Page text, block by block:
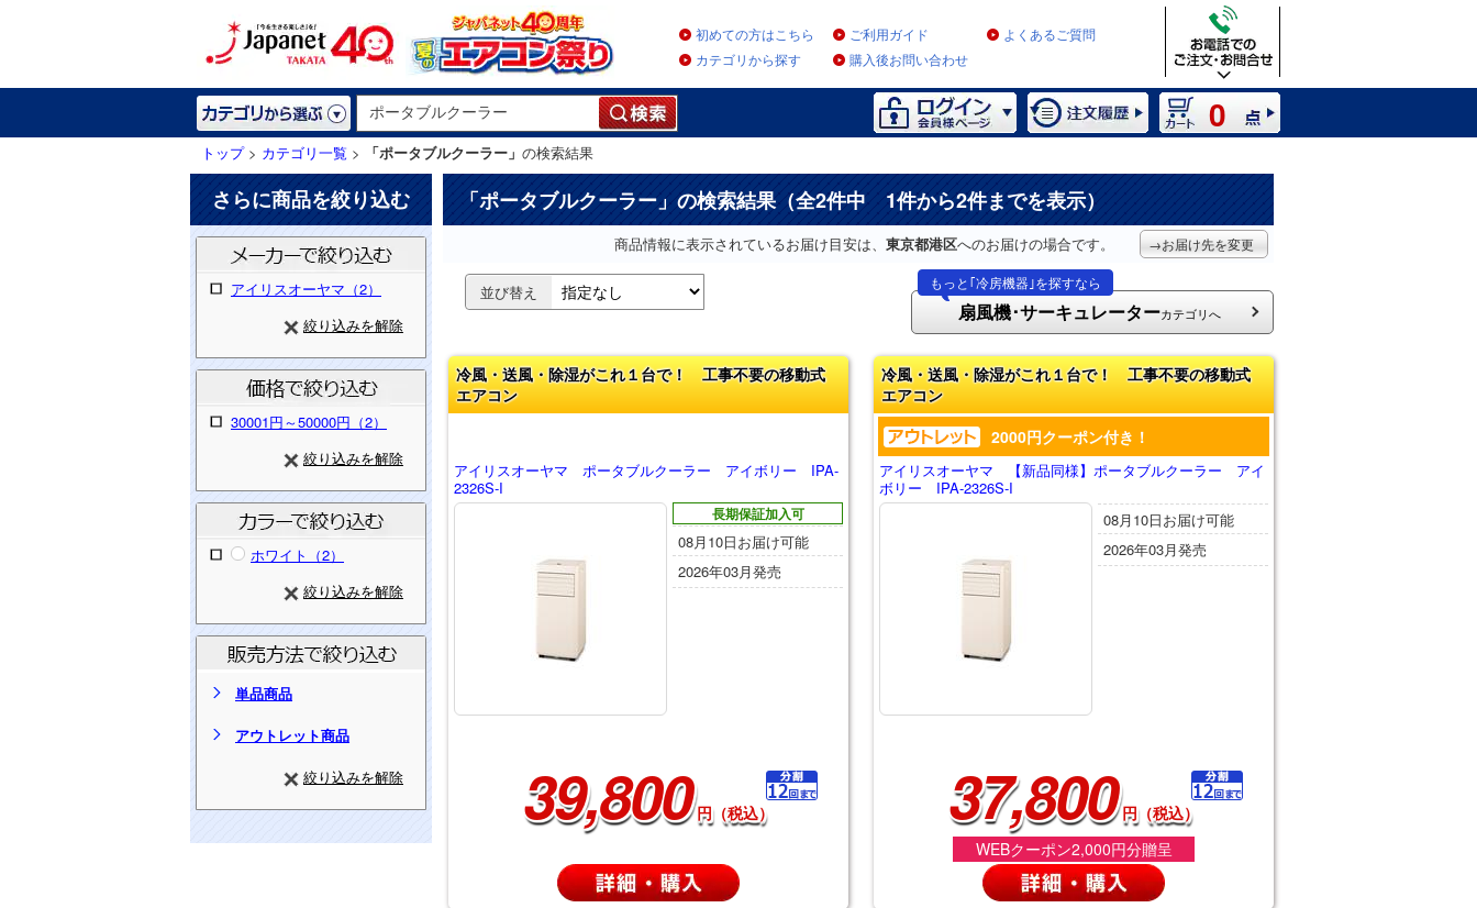
初めての方はこちら ご利用ガイド
よくあるご質問
カテゴリから探す
購入後お問い合わせ
0
トップ> カテゴリ一覧 > 「ポータブルクーラー」 の検索結果
さらに商品を絞り込む
アイリスオーヤマ（2）
絞り込みを解除
30001円～50000円（2）
絞り込みを解除
ホワイト（2）
絞り込みを解除
単品商品
アウトレット商品
絞り込みを解除
「ポータブルクーラー 」の検索結果（全2件中 1件から2件までを表示）
商品情報に表示されているお届け目安は、 東京都港区へのお届けの場合です。 →お届け先を変更
並び替え もっと｢冷房機器｣を探すなら
扇風機･サーキュレーターカテゴリへ
冷風・送風・除湿がこれ１台で！ 工事不要の移動式
エアコン
アイリスオーヤマ ポータブルクーラー アイボリー IPA-
2326S-I
長期保証加入可
08月10日お届け可能
2026年03月発売
39,800 円（税込）
冷風・送風・除湿がこれ１台で！ 工事不要の移動式
エアコン
2000円クーポン付き！
アイリスオーヤマ 【新品同様】ポータブルクーラー アイ
ボリー IPA-2326S-I
08月10日お届け可能
2026年03月発売
37,800 円（税込）
WEBクーポン2,000円分贈呈